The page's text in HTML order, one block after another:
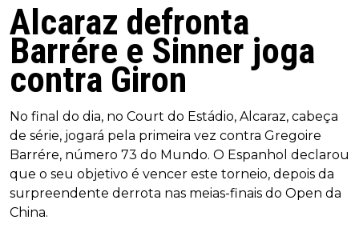
Alcaraz defronta
Barrére e Sinner joga
contra Giron
No final do dia, no Court do Estádio, Alcaraz, cabeça
de série, jogará pela primeira vez contra Gregoire
Barrére, número 73 do Mundo. O Espanhol declarou
que o seu objetivo é vencer este torneio, depois da
surpreendente derrota nas meias-finais do Open da
China.